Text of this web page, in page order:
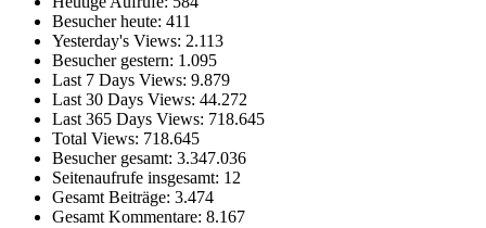
Besucher heute: 411
Yesterday's Views: 2.113
Besucher gestern: 1.095
Last 7 Days Views: 9.879
Last 30 Days Views: 44.272
Last 365 Days Views: 718.645
Total Views: 718.645
Besucher gesamt: 3.347.036
Seitenaufrufe insgesamt: 12
Gesamt Beiträge: 3.474
Gesamt Kommentare: 8.167